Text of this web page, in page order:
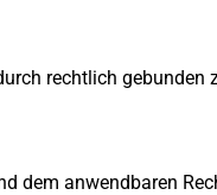
rechtlich gebunden
dem anwendbaren